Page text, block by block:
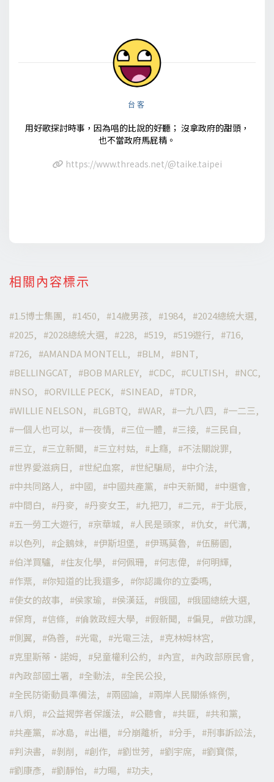
台客
用好歌探討時事，因為唱的比說的好聽； 沒拿政府的甜頭，
也不當政府馬屁精。
https://www.threads.net/@taike.taipei
相關內容標示
1.5博士集團 1450 14歲男孩 1984
2024總統大選
2025
2028總統大選 228 519 519遊行
716
726
AMANDA MONTELL BLM
BNT
BELLINGCAT
BOB MARLEY CDC CULTISH
NCC
NSO
ORVILLE PECK SINEAD
TDR
WILLIE NELSON
LGBTQ WAR 一九八四
一二三
一個人也可以
一夜情 三位一體 三接
三民自
三立
三立新聞 三立村姑 上癮
不法關說罪
世界愛滋病日
世紀血案 世紀騙局
中介法
中共同路人
中國 中國共產黨 中天新聞
中選會
中間白
丹麥 丹麥女王 九把刀 二元
于北辰
五一勞工大遊行
京華城 人民是頭家 仇女
代溝
以色列
企鵝妹 伊斯坦堡 伊瑪莫魯
伍勝園
伯洋買驢
住友化學 何佩珊 何志偉
何明輝
作票
你知道的比我還多
你認識你的立委嗎
使女的故事
侯家瑜 侯漢廷 俄國
俄國總統大選
保育
信條 倫敦政經大學 假新聞 偏見
做功課
側翼
偽善 光電 光電三法
克林姆林宮
克里斯蒂·諾姆
兒童權利公約 內宣
內政部原民會
內政部國土署
全動法
全民公投
全民防衛動員準備法
兩國論
兩岸人民關係條例
八炯
公益揭弊者保護法 公聽會 共匪
共和黨
共產黨
冰島 出櫃 分崩離析 分手
刑事訴訟法
判決書
剝削 創作 劉世芳 劉宇席
劉寶傑
劉康彥
劉靜怡 力暘
功夫